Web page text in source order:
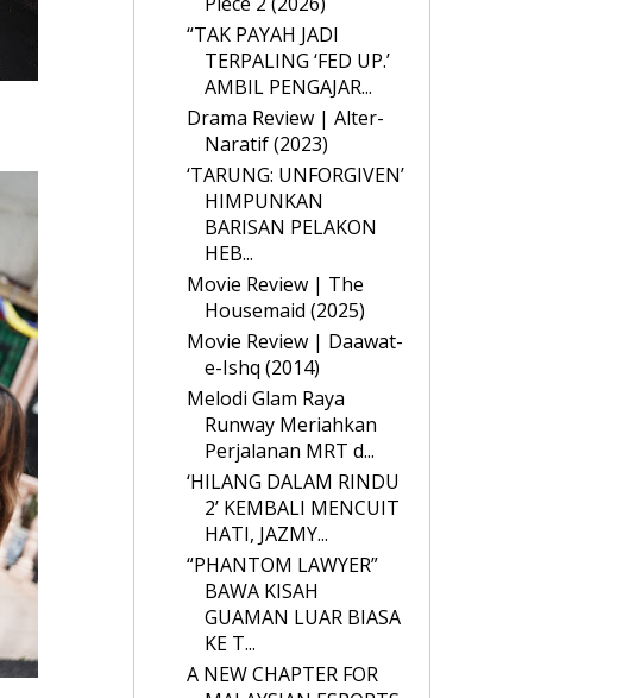
“TAK PAYAH JADI
TERPALING ‘FED UP.’
AMBIL PENGAJAR...
Drama Review | Alter-
Naratif (2023)
‘TARUNG: UNFORGIVEN’
HIMPUNKAN
BARISAN PELAKON
HEB...
Movie Review | The
Housemaid (2025)
Movie Review | Daawat-
e-Ishq (2014)
Melodi Glam Raya
Runway Meriahkan
Perjalanan MRT d...
‘HILANG DALAM RINDU
2’ KEMBALI MENCUIT
HATI, JAZMY...
“PHANTOM LAWYER”
BAWA KISAH
GUAMAN LUAR BIASA
KE T...
A NEW CHAPTER FOR